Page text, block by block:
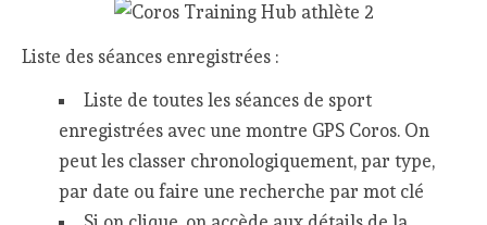
Liste des séances enregistrées :
Liste de toutes les séances de sport
enregistrées avec une montre GPS Coros. On
peut les classer chronologiquement, par type,
par date ou faire une recherche par mot clé